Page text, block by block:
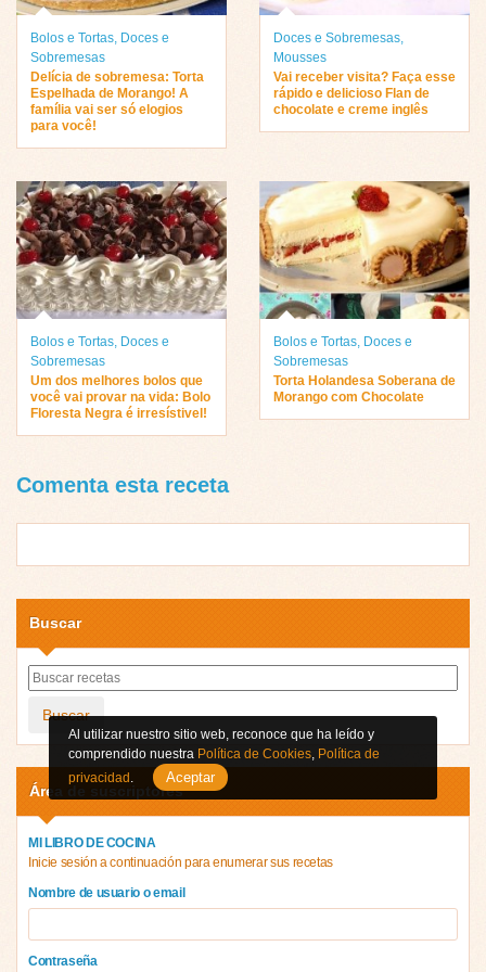
Bolos e Tortas, Doces e
Sobremesas
Delícia de sobremesa: Torta
Espelhada de Morango! A
família vai ser só elogios
para você!
Doces e Sobremesas,
Mousses
Vai receber visita? Faça esse
rápido e delicioso Flan de
chocolate e creme inglês
Bolos e Tortas, Doces e
Sobremesas
Um dos melhores bolos que
você vai provar na vida: Bolo
Floresta Negra é irresístivel!
Bolos e Tortas, Doces e
Sobremesas
Torta Holandesa Soberana de
Morango com Chocolate
Comenta esta receta
Buscar
Buscar
Área de suscriptores
MI LIBRO DE COCINA
Inicie sesión a continuación para enumerar sus recetas
Nombre de usuario o email
Contraseña
Al utilizar nuestro sitio web, reconoce que ha leído y
comprendido nuestra Política de Cookies, Política de
privacidad . Aceptar